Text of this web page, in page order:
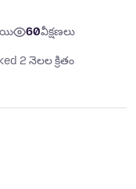
60వీక్షణలు
2 నెలల క్రితం